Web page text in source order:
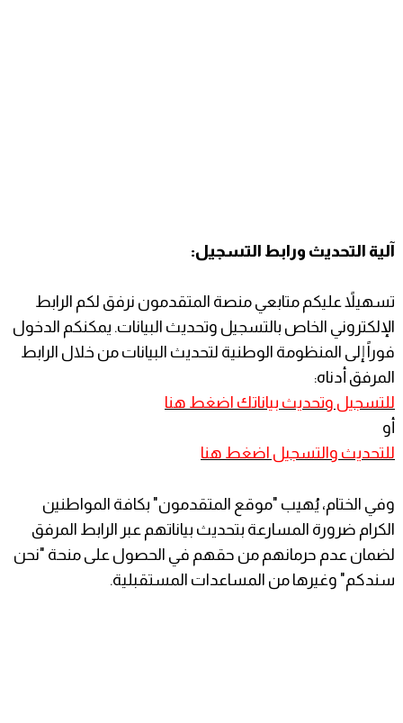
​آلية التحديث ورابط التسجيل:
تسهيلاً عليكم متابعي منصة المتقدمون نرفق لكم الرابط
الإلكتروني الخاص بالتسجيل وتحديث البيانات. يمكنكم الدخول
فوراً إلى المنظومة الوطنية لتحديث البيانات من خلال الرابط
المرفق أدناه:
للتسجيل وتحديث بياناتك اضغط هنا
أو
للتحديث والتسجيل اضغط هنا
​وفي الختام، يُهيب "موقع المتقدمون" بكافة المواطنين
الكرام ضرورة المسارعة بتحديث بياناتهم عبر الرابط المرفق
لضمان عدم حرمانهم من حقهم في الحصول على منحة "نحن
سندكم" وغيرها من المساعدات المستقبلية.